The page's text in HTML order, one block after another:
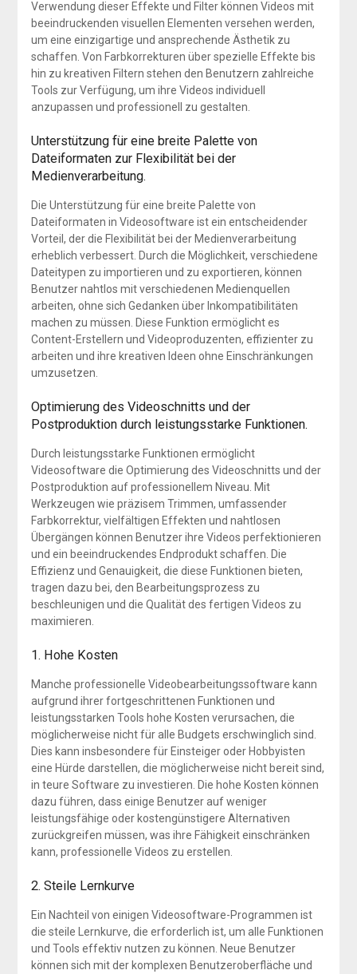
Verwendung dieser Effekte und Filter können Videos mit
beeindruckenden visuellen Elementen versehen werden,
um eine einzigartige und ansprechende Ästhetik zu
schaffen. Von Farbkorrekturen über spezielle Effekte bis
hin zu kreativen Filtern stehen den Benutzern zahlreiche
Tools zur Verfügung, um ihre Videos individuell
anzupassen und professionell zu gestalten.
Unterstützung für eine breite Palette von
Dateiformaten zur Flexibilität bei der
Medienverarbeitung.
Die Unterstützung für eine breite Palette von
Dateiformaten in Videosoftware ist ein entscheidender
Vorteil, der die Flexibilität bei der Medienverarbeitung
erheblich verbessert. Durch die Möglichkeit, verschiedene
Dateitypen zu importieren und zu exportieren, können
Benutzer nahtlos mit verschiedenen Medienquellen
arbeiten, ohne sich Gedanken über Inkompatibilitäten
machen zu müssen. Diese Funktion ermöglicht es
Content-Erstellern und Videoproduzenten, effizienter zu
arbeiten und ihre kreativen Ideen ohne Einschränkungen
umzusetzen.
Optimierung des Videoschnitts und der
Postproduktion durch leistungsstarke Funktionen.
Durch leistungsstarke Funktionen ermöglicht
Videosoftware die Optimierung des Videoschnitts und der
Postproduktion auf professionellem Niveau. Mit
Werkzeugen wie präzisem Trimmen, umfassender
Farbkorrektur, vielfältigen Effekten und nahtlosen
Übergängen können Benutzer ihre Videos perfektionieren
und ein beeindruckendes Endprodukt schaffen. Die
Effizienz und Genauigkeit, die diese Funktionen bieten,
tragen dazu bei, den Bearbeitungsprozess zu
beschleunigen und die Qualität des fertigen Videos zu
maximieren.
1. Hohe Kosten
Manche professionelle Videobearbeitungssoftware kann
aufgrund ihrer fortgeschrittenen Funktionen und
leistungsstarken Tools hohe Kosten verursachen, die
möglicherweise nicht für alle Budgets erschwinglich sind.
Dies kann insbesondere für Einsteiger oder Hobbyisten
eine Hürde darstellen, die möglicherweise nicht bereit sind,
in teure Software zu investieren. Die hohe Kosten können
dazu führen, dass einige Benutzer auf weniger
leistungsfähige oder kostengünstigere Alternativen
zurückgreifen müssen, was ihre Fähigkeit einschränken
kann, professionelle Videos zu erstellen.
2. Steile Lernkurve
Ein Nachteil von einigen Videosoftware-Programmen ist
die steile Lernkurve, die erforderlich ist, um alle Funktionen
und Tools effektiv nutzen zu können. Neue Benutzer
können sich mit der komplexen Benutzeroberfläche und